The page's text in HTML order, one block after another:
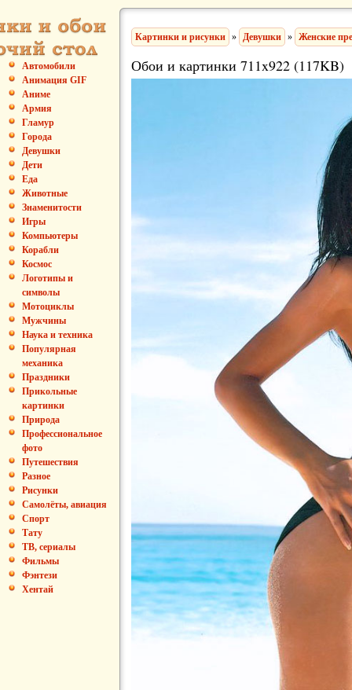
Автомобили
Анимация GIF
Аниме
Армия
Гламур
Города
Девушки
Дети
Еда
Животные
Знаменитости
Игры
Компьютеры
Корабли
Космос
Логотипы и
символы
Мотоциклы
Мужчины
Наука и техника
Популярная
механика
Праздники
Прикольные
картинки
Природа
Профессиональное
фото
Путешествия
Разное
Рисунки
Самолёты, авиация
Спорт
Тату
ТВ, сериалы
Фильмы
Фэнтези
Хентай
Картинки и рисунки » Девушки » Женские
Обои и картинки 711x922 (117KB)